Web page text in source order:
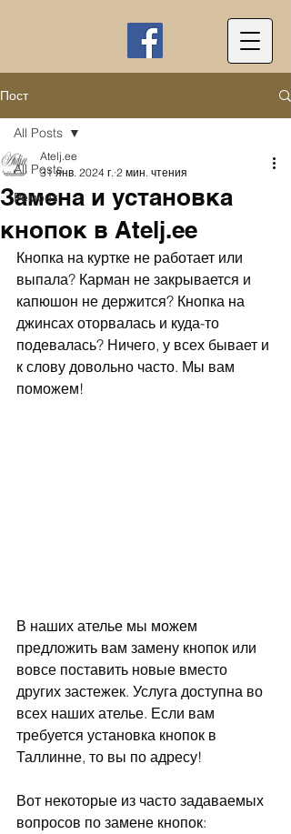
Пост
All Posts
Ремонт
All Posts
Замена и установка
кнопок в Atelj.ee
Atelj.ee
31 янв. 2024 г. 2 мин. чтения
Кнопка на куртке не работает или
выпала? Карман не закрывается и
капюшон не держится? Кнопка на
джинсах оторвалась и куда-то
подевалась? Ничего, у всех бывает и
к слову довольно часто. Мы вам
поможем!
В наших ателье мы можем
предложить вам замену кнопок или
вовсе поставить новые вместо
других застежек. Услуга доступна во
всех наших ателье. Если вам
требуется установка кнопок в
Таллинне, то вы по адресу!
Вот некоторые из часто задаваемых
вопросов по замене кнопок: